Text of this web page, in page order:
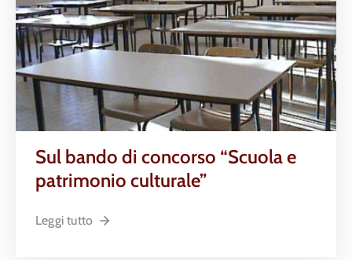
Sul bando di concorso “Scuola e
patrimonio culturale”
Leggi tutto